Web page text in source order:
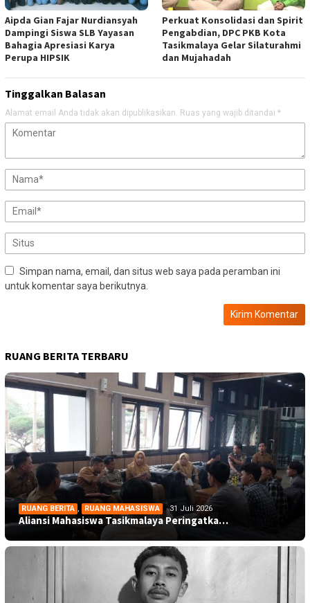
Aipda Gian Fajar Nurdiansyah
Dampingi Siswa SLB Yayasan
Bahagia Apresiasi Karya
Perupa HIPSIK
Perkuat Konsolidasi dan Spirit
Pengabdian, DPC PKB Kota
Tasikmalaya Gelar Silaturahmi
dan Mujahadah
Tinggalkan Balasan
Alamat email Anda tidak akan dipublikasikan. Ruas yang wajib ditandai *
Simpan nama, email, dan situs web saya pada peramban ini
untuk komentar saya berikutnya.
RUANG BERITA TERBARU
RUANG BERITA , RUANG MAHASISWA 31 Juli 2026
Aliansi Mahasiswa Tasikmalaya Peringatka…